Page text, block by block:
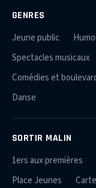
GENRES
Jeune public
Spectacles musicaux
Comédies et
Danse
SORTIR MALIN
1ers aux premières
Place Jeunes